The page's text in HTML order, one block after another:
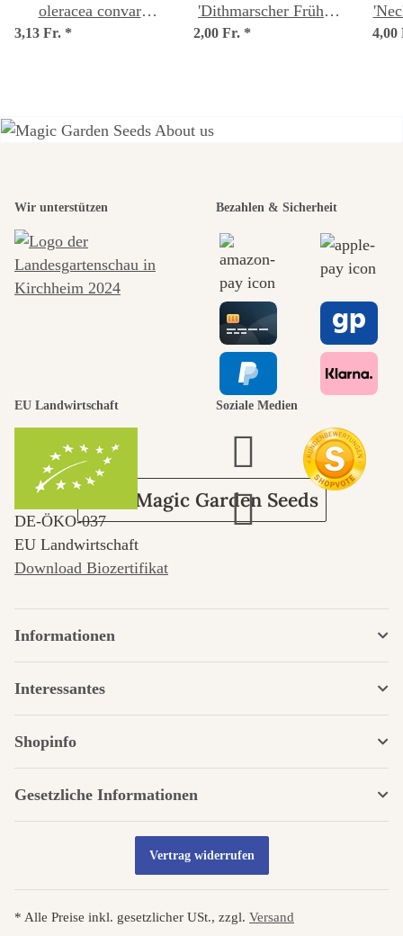
oleracea convar
capitata) Bio Saatgut
3,13 Fr. *
'Dithmarscher Früher'
(Brassica oleracea var.
2,00 Fr. *
schönsten
Wege zu uns
selbst führt
durch den
Garten
Über Magic Garden Seeds
Wir unterstützen Bezahlen & Sicherheit
EU Landwirtschaft
DE‑ÖKO‑037
EU Landwirtschaft
Download Biozertifikat
Soziale Medien
Informationen
Interessantes
Shopinfo
Gesetzliche Informationen
Vertrag widerrufen
* Alle Preise inkl. gesetzlicher USt., zzgl. Versand